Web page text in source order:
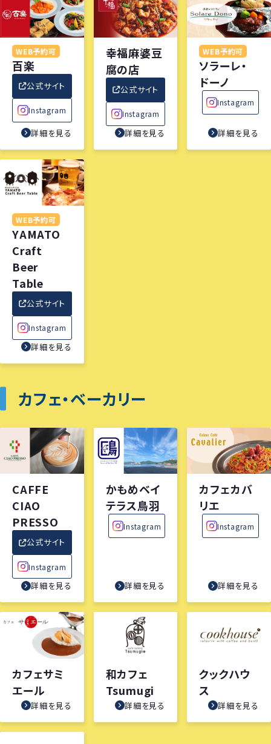
WEB予約可
百楽
公式サイト
Instagram
詳細を見る
幸福麻婆豆
腐の店
公式サイト
Instagram
詳細を見る
WEB予約可
ソラーレ・
ドーノ
Instagram
詳細を見る
WEB予約可
YAMATO
Craft
Beer
Table
公式サイト
Instagram
詳細を見る
カフェ・ベーカリー
CAFFE
CIAO
PRESSO
公式サイト
Instagram
詳細を見る
かもめベイ
テラス鳥羽
Instagram
詳細を見る
カフェカバ
リエ
Instagram
詳細を見る
カフェサミ
エール
詳細を見る
和カフェ
Tsumugi
詳細を見る
クックハウ
ス
詳細を見る